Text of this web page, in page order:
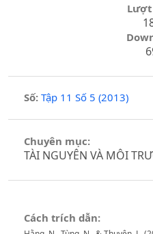
Số: Tập 11 Số 5 (2013)
Chuyên mục:
TÀI NGUYÊN VÀ MÔI
Cách trích dẫn: